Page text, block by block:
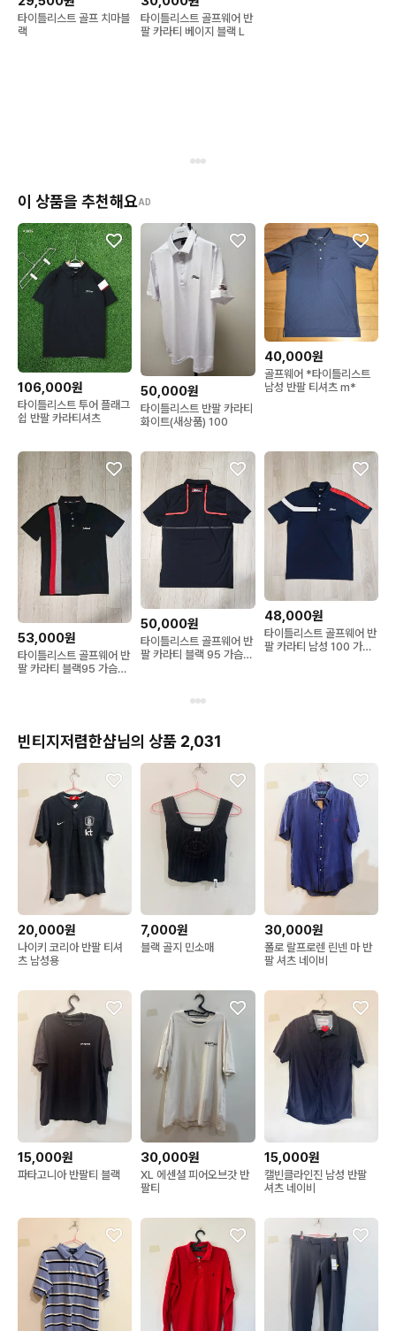
타이틀리스트 골프 치마블
랙
타이틀리스트 골프웨어 반
팔 카라티 베이지 블랙 L
이 상품을 추천해요AD
106,000원
타이틀리스트 투어 플래그
쉽 반팔 카라티셔츠
50,000원
타이틀리스트 반팔 카라티
화이트(새상품) 100
40,000원
골프웨어 *타이틀리스트
남성 반팔 티셔츠 m*
53,000원
타이틀리스트 골프웨어 반
팔 카라티 블랙95 가슴단
50,000원
타이틀리스트 골프웨어 반
팔 카라티 블랙 95 가슴단
48,000원
타이틀리스트 골프웨어 반
팔 카라티 남성 100 가슴
빈티지저렴한샵님의 상품 2,031
20,000원
나이키 코리아 반팔 티셔
츠 남성용
7,000원
블랙 골지 민소매
30,000원
폴로 랄프로렌 린넨 마 반
팔 셔츠 네이비
15,000원
파타고니아 반팔티 블랙
30,000원
XL 에센셜 피어오브갓 반
팔티
15,000원
캘빈클라인진 남성 반팔
셔츠 네이비